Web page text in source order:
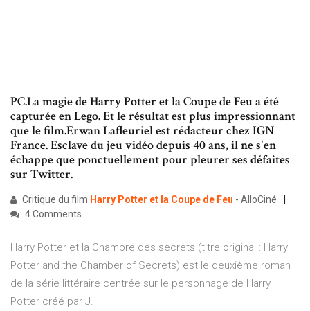
PC.La magie de Harry Potter et la Coupe de Feu a été
capturée en Lego. Et le résultat est plus impressionnant
que le film.Erwan Lafleuriel est rédacteur chez IGN
France. Esclave du jeu vidéo depuis 40 ans, il ne s'en
échappe que ponctuellement pour pleurer ses défaites
sur Twitter.
Critique du film Harry Potter et la Coupe de Feu - AlloCiné
4 Comments
Harry Potter et la Chambre des secrets (titre original : Harry
Potter and the Chamber of Secrets) est le deuxième roman
de la série littéraire centrée sur le personnage de Harry
Potter créé par J.